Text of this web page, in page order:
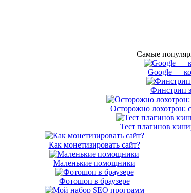
Самые
Google —
Финстрип
Осторожно лохотрон:
Тест плагинов
Как монетизировать сайт?
Маленькие помощники
Фотошоп в браузере